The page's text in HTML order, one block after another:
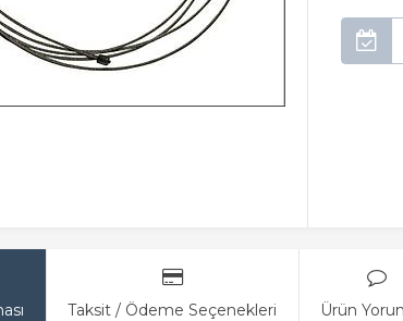
Taksit / Ödeme Seçenekleri Ürün